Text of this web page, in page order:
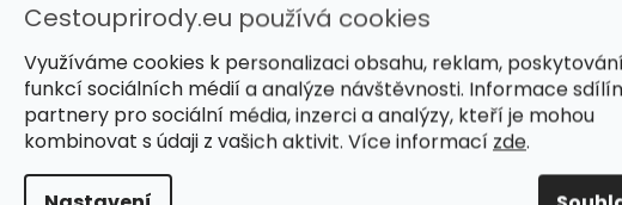
Cestouprirody.eu používá cookies
Využíváme cookies k personalizaci obsahu, reklam,
funkcí sociálních médií a analýze návštěvnosti. Informace
partnery pro sociální média, inzerci a analýzy, kteří je mohou
kombinovat s údaji z vašich aktivit. Více informací zde.